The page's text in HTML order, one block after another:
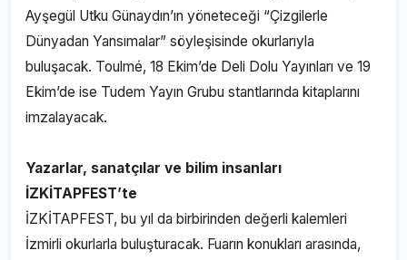
Ayşegül Utku Günaydın’ın yöneteceği “Çizgilerle
Dünyadan Yansımalar” söyleşisinde okurlarıyla
buluşacak. Toulmé, 18 Ekim’de Deli Dolu Yayınları ve 19
Ekim’de ise Tudem Yayın Grubu stantlarında kitaplarını
imzalayacak.
Yazarlar, sanatçılar ve bilim insanları
İZKİTAPFEST’te
İZKİTAPFEST, bu yıl da birbirinden değerli kalemleri
İzmirli okurlarla buluşturacak. Fuarın konukları arasında,